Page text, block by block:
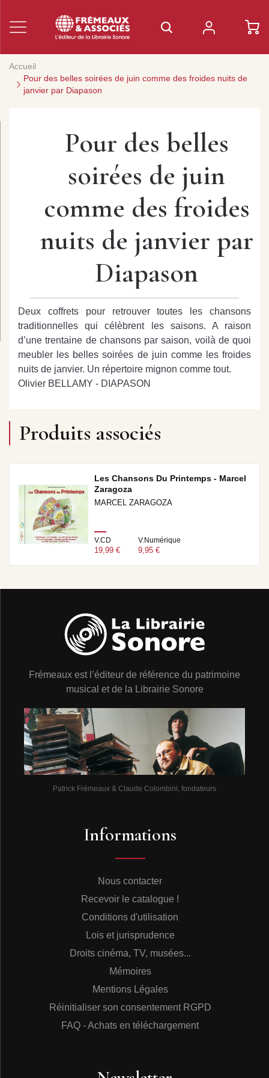
Accueil
Pour des belles soirées de juin comme des froides nuits de
janvier par Diapason
Pour des belles
soirées de juin
comme des froides
nuits de janvier par
Diapason
Deux coffrets pour retrouver toutes les chansons
traditionnelles qui célèbrent les saisons. A raison
d’une trentaine de chansons par saison, voilà de quoi
meubler les belles soirées de juin comme les froides
nuits de janvier. Un répertoire mignon comme tout.
Olivier BELLAMY - DIAPASON
Produits associés
Les Chansons Du Printemps - Marcel
Zaragoza
MARCEL ZARAGOZA
V.CD
19,99 €
V.Numérique
9,95 €
Frémeaux est l’éditeur de référence du patrimoine
musical et de la Librairie Sonore
Patrick Frémeaux & Claude Colombini, fondateurs
Informations
Nous contacter
Recevoir le catalogue !
Conditions d'utilisation
Lois et jurisprudence
Droits cinéma, TV, musées...
Mémoires
Mentions Légales
Réinitialiser son consentement RGPD
FAQ - Achats en téléchargement